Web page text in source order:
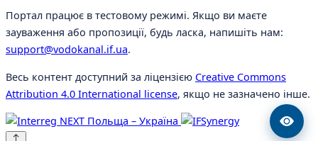
Портал працює в тестовому режимі. Якщо ви маєте
зауваження або пропозиції, будь ласка, напишіть нам:
support@vodokanal.if.ua.
Весь контент доступний за ліцензією Creative Commons
Attribution 4.0 International license, якщо не зазначено інше.